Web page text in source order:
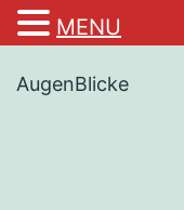
Inhalt
AugenBlicke
MENU